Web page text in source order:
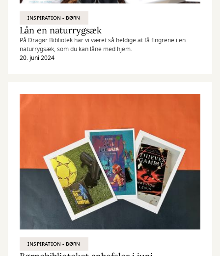
INSPIRATION - BØRN
Lån en naturrygsæk
På Dragør Bibliotek har vi været så heldige at få fingrene i en
naturrygsæk, som du kan låne med hjem.
20. juni 2024
INSPIRATION - BØRN